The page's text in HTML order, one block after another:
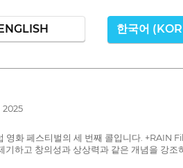
한국어
2025
영화 페스티벌의 세 번째 콜입니다.
기하고 창의성과 상상력과 같은 개념을 강